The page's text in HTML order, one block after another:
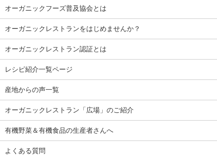
オーガニックフーズ普及協会とは
オーガニックレストランをはじめませんか？
オーガニックレストラン認証とは
レシピ紹介一覧ページ
産地からの声一覧
オーガニックレストラン「広場」のご紹介
有機野菜＆有機食品の生産者さんへ
よくある質問